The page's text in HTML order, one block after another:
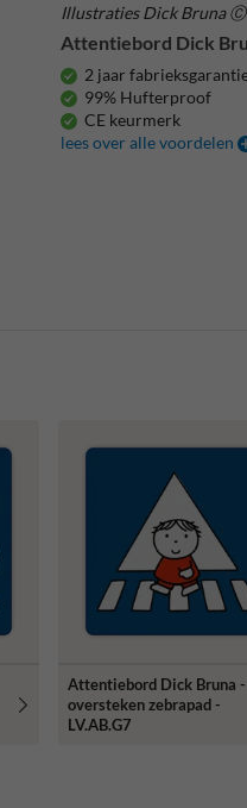
Illustraties Dick Bruna
Attentiebord Dick
2 jaar
99% Hufterproof
CE keurmerk
lees over alle voordelen
Attentiebord Dick Bruna -
oversteken zebrapad -
LV.AB.G7